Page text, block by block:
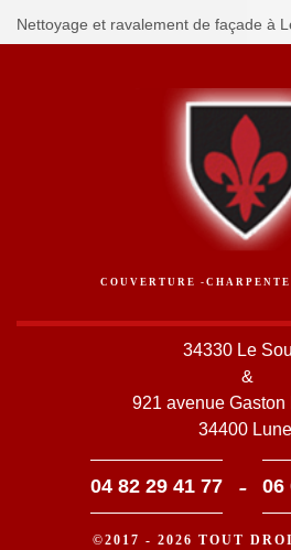
Nettoyage et ravalement de façade à
COUVERTURE -
34330 Le
&
921 avenue Gaston
34400 Lunel
04 82 29 41 77 - 06
©2017 - 2026 TOUT